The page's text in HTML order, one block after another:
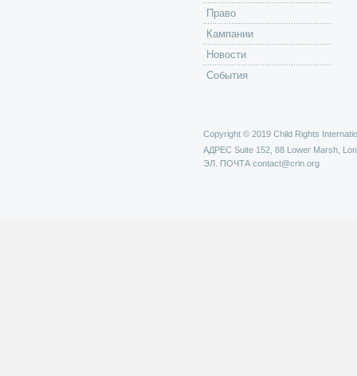
Право
Кампании
Новости
События
Copyright © 2019 Child Rights
АДРЕС Suite 152, 88 Lower Marsh,
ЭЛ. ПОЧТА contact@crin.org